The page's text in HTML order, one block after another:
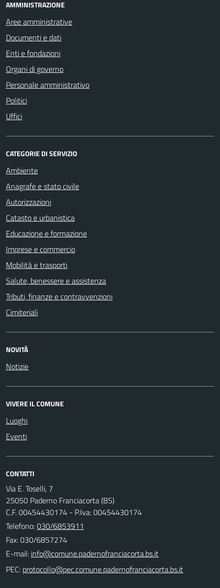
AMMINISTRAZIONE
Aree amministrative
Documenti e dati
Enti e fondazioni
Organi di governo
Personale amministrativo
Politici
Uffici
CATEGORIE DI SERVIZIO
Ambiente
Anagrafe e stato civile
Autorizzazioni
Catasto e urbanistica
Educazione e formazione
Imprese e commercio
Mobilità e trasporti
Salute, benessere e assistenza
Tributi, finanze e contravvenzioni
Cimiteriali
NOVITÀ
Notizie
VIVERE IL COMUNE
Luoghi
Eventi
CONTATTI
Via E. Toselli, 7
25050 Paderno Franciacorta (BS)
C.F. 00454430174 - P.Iva: 00454430174
Telefono:030/6853911
Fax: 030/6857274
E-mail:
PEC: